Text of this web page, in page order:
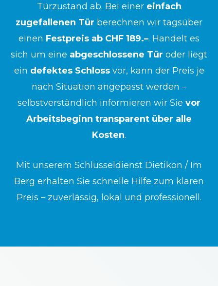
Türzustand ab. Bei einer einfach
zugefallenen Tür berechnen wir tagsüber
einen Festpreis ab CHF 189.–. Handelt es
sich um eine abgeschlossene Tür oder liegt
ein defektes Schlossvor, kann der Preis je
nach Situation angepasst werden –
selbstverständlich informieren wir Sie vor
Arbeitsbeginn transparent über alle
Kosten.
Mit unserem Schlüsseldienst Dietikon / Im
Berg erhalten Sie schnelle Hilfe zum klaren
Preis – zuverlässig, lokal und professionell.